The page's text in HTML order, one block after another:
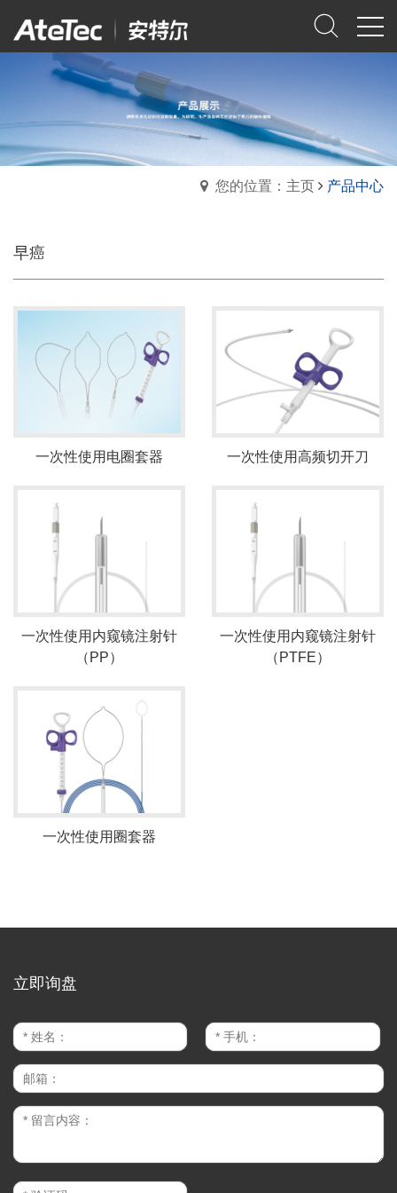
您的位置：主页 产品中心
早癌
一次性使用电圈套器 一次性使用高频切开刀
一次性使用内窥镜注射针
（PP）
一次性使用内窥镜注射针
（PTFE）
一次性使用圈套器
立即询盘